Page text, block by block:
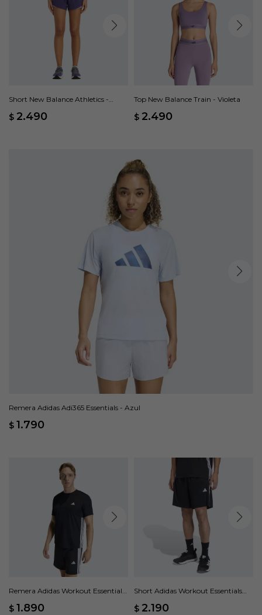
Short New Balance Athletics -
$ 2.490
Top New Balance Train - Violeta
$ 2.490
Remera Adidas Adi365 Essentials - Azul
$ 1.790
Remera Adidas Workout Essentials
$ 1.890
Short Adidas Workout Essentials
$ 2.190